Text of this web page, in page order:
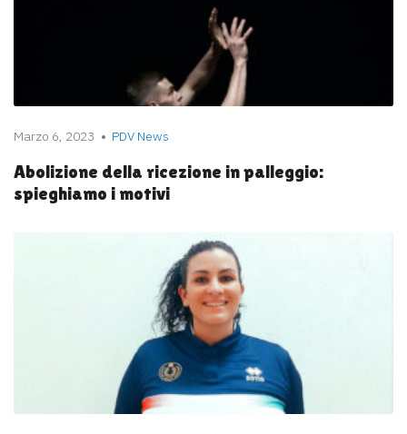
Marzo 6, 2023 PDV News
Abolizione della ricezione in palleggio:
spieghiamo i motivi